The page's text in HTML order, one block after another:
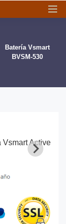
Batería Vsmart
BVSM-530